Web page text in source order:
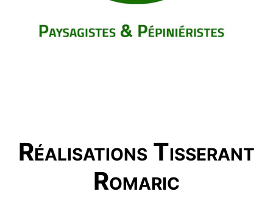
Réalisations Tisserant
Romaric